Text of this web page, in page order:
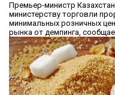
Премьер-министр
министерству торговли
минимальных розничных
рынка от демпинга,